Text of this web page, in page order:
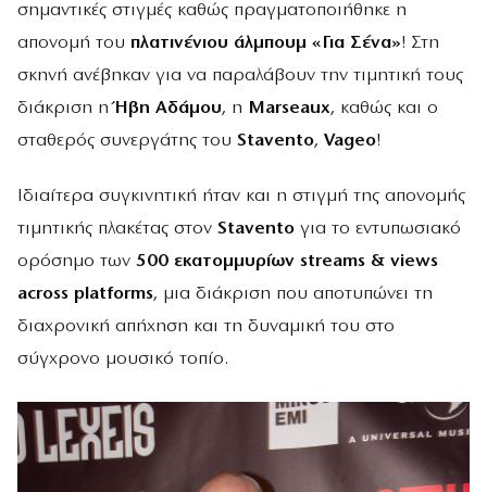
σημαντικές στιγμές καθώς πραγματοποιήθηκε η
απονομή του πλατινένιου άλμπουμ «Για Σένα»! Στη
σκηνή ανέβηκαν για να παραλάβουν την τιμητική τους
διάκριση ηΉβη Αδάμου, η Marseaux, καθώς και ο
σταθερός συνεργάτης του Stavento, Vageo!
Ιδιαίτερα συγκινητική ήταν και η στιγμή της απονομής
τιμητικής πλακέτας στον Stavento για το εντυπωσιακό
ορόσημο των 500 εκατομμυρίων streams & views
across platforms, μια διάκριση που αποτυπώνει τη
διαχρονική απήχηση και τη δυναμική του στο
σύγχρονο μουσικό τοπίο.